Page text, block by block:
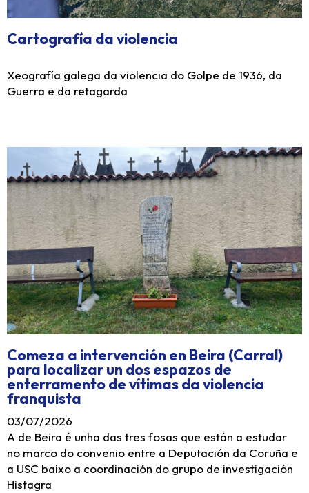
Cartografía da violencia
Xeografía galega da violencia do Golpe de 1936, da
Guerra e da retagarda
Comeza a intervención en Beira (Carral)
para localizar un dos espazos de
enterramento de vítimas da violencia
franquista
03/07/2026
A de Beira é unha das tres fosas que están a estudar
no marco do convenio entre a Deputación da Coruña e
a USC baixo a coordinación do grupo de investigación
Histagra